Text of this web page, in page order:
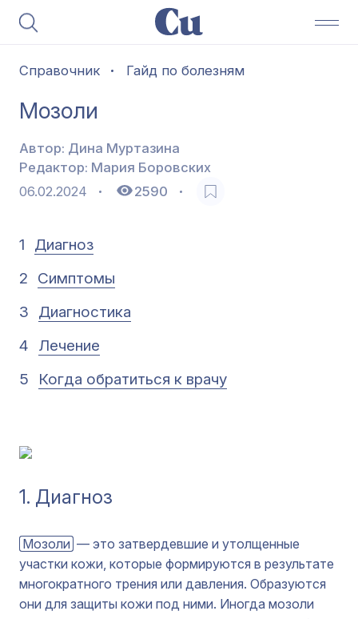
Справочник Гайд по болезням
Мозоли
Автор: Дина Муртазина
Редактор: Мария Боровских
06.02.2024
2590
1
Диагноз
2
Симптомы
3
Диагностика
4
Лечение
5
Когда обратиться к врачу
1. Диагноз
Мозоли — это затвердевшие и утолщенные
участки кожи, которые формируются в результате
многократного трения или давления. Образуются
они для защиты кожи под ними. Иногда мозоли